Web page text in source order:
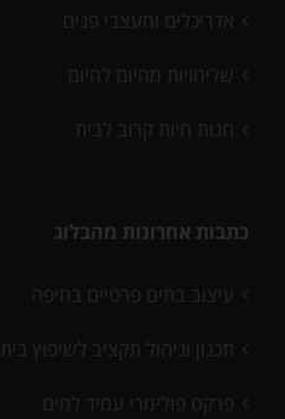
אדריכלים ומעצבי פנים
שליחויות מהיום להיום
חנות חיות קרוב לבית
כתבות אחרונות מהבלוג
עיצוב בתים פרטיים בחיפה
תכנון וניהול תקציב לשיפוץ בית
פרקט פולימרי עמיד למים